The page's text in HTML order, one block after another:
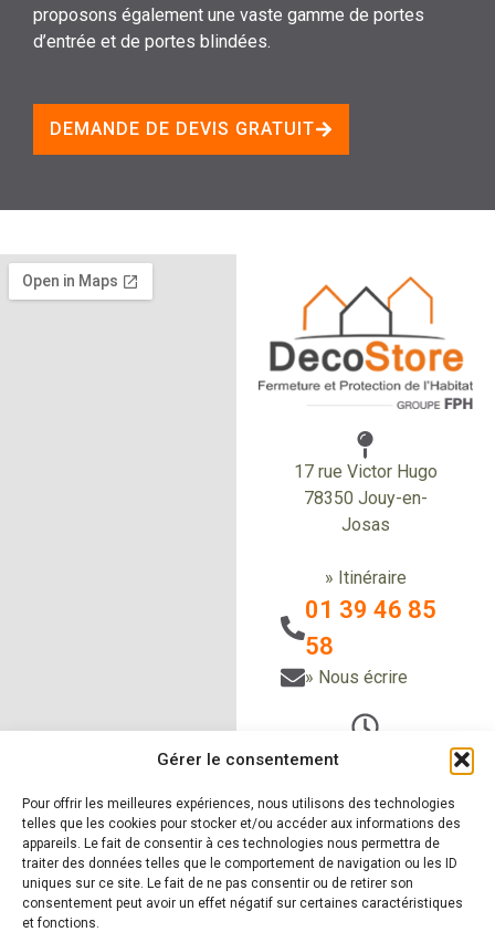
Gérer le consentement
Pour offrir les meilleures expériences, nous utilisons des technologies
telles que les cookies pour stocker et/ou accéder aux informations des
appareils. Le fait de consentir à ces technologies nous permettra de
traiter des données telles que le comportement de navigation ou les ID
uniques sur ce site. Le fait de ne pas consentir ou de retirer son
consentement peut avoir un effet négatif sur certaines caractéristiques
et fonctions.
proposons également une vaste gamme de portes
d’entrée et de portes blindées.
DEMANDE DE DEVIS GRATUIT
17 rue Victor Hugo
78350 Jouy-en-
Josas
» Itinéraire
01 39 46 85
58
» Nous écrire
Du Lundi au vendredi
et de 14h à 18h
Le samedi sur RDV